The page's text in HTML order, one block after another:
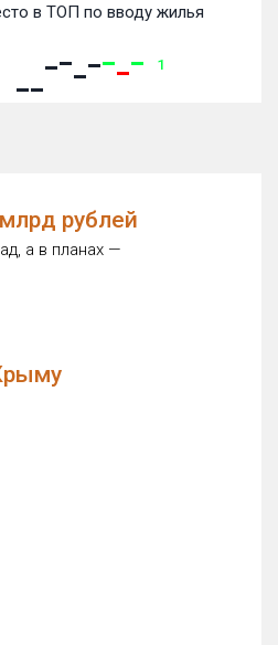
в ТОП по вводу жилья
1
рублей
а в планах —